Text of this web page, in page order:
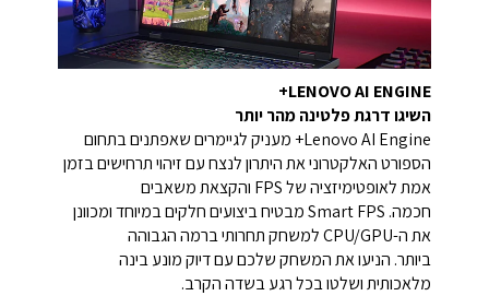
LENOVO AI ENGINE+
השיגו דרגת פלטינה מהר יותר
Lenovo AI Engine+ מעניק לגיימרים שאפתנים בתחום
הספורט האלקטרוני את היתרון לנצח עם זיהוי תרחישים בזמן
אמת לאופטימיזציה של FPS והקצאת משאבים
חכמה. Smart FPS מבטיח ביצועים חלקים במיוחד ומכוונן
את ה-CPU/GPU למשחק תחרותי ברמה הגבוהה
ביותר. הניעו את המשחק שלכם עם דיוק מונע בינה
מלאכותית ושלטו בכל רגע בשדה הקרב.